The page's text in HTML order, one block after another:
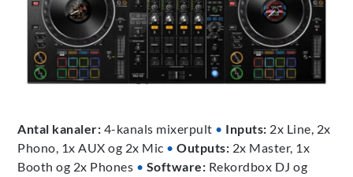
Antal kanaler: 4-kanals mixerpult • Inputs: 2x Line, 2x
Phono, 1x AUX og 2x Mic •Outputs: 2x Master, 1x
Booth og 2x Phones • Software: Rekordbox DJ og